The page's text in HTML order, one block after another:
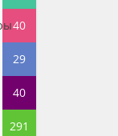
40
29
40
291